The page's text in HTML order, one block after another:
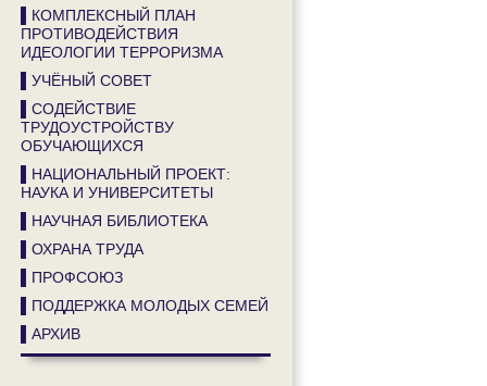
▌КОМПЛЕКСНЫЙ ПЛАН
ПРОТИВОДЕЙСТВИЯ
ИДЕОЛОГИИ ТЕРРОРИЗМА
▌УЧЁНЫЙ СОВЕТ
▌СОДЕЙСТВИЕ
ТРУДОУСТРОЙСТВУ
ОБУЧАЮЩИХСЯ
▌НАЦИОНАЛЬНЫЙ ПРОЕКТ:
НАУКА И УНИВЕРСИТЕТЫ
▌НАУЧНАЯ БИБЛИОТЕКА
▌ОХРАНА ТРУДА
▌ПРОФСОЮЗ
▌ПОДДЕРЖКА МОЛОДЫХ СЕМЕЙ
▌АРХИВ